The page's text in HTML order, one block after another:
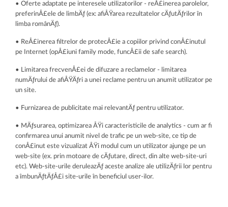
• Oferte adaptate pe interesele utilizatorilor - reÅ£inerea parolelor,
preferinÅ£ele de limbÄƒ (ex: afiÅŸarea rezultatelor cÄƒutÄƒrilor în
limba românÄƒ).
• ReÅ£inerea filtrelor de protecÅ£ie a copiilor privind conÅ£inutul
pe Internet (opÅ£iuni family mode, funcÅ£ii de safe search).
• Limitarea frecvenÅ£ei de difuzare a reclamelor - limitarea
numÄƒrului de afiÅŸÄƒri a unei reclame pentru un anumit utilizator pe
un site.
• Furnizarea de publicitate mai relevantÄƒ pentru utilizator.
• MÄƒsurarea, optimizarea ÅŸi caracteristicile de analytics - cum ar fi
confirmarea unui anumit nivel de trafic pe un web-site, ce tip de
conÅ£inut este vizualizat ÅŸi modul cum un utilizator ajunge pe un
web-site (ex. prin motoare de cÄƒutare, direct, din alte web-site-uri
etc). Web-site-urile deruleazÄƒ aceste analize ale utilizÄƒrii lor pentru
a îmbunÄƒtÄƒÅ£i site-urile în beneficiul user-ilor.